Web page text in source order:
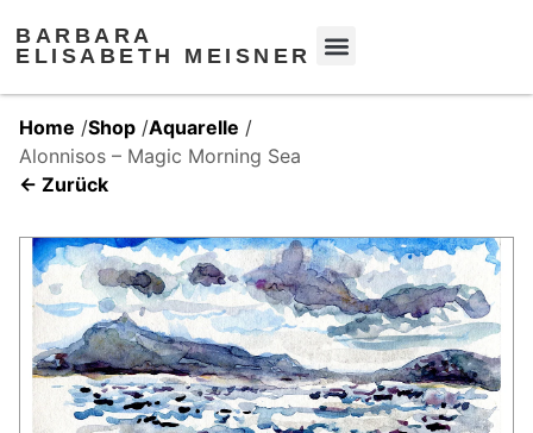
BARBARA
ELISABETH MEISNER
Home /Shop /Aquarelle /
Alonnisos – Magic Morning Sea
← Zurück